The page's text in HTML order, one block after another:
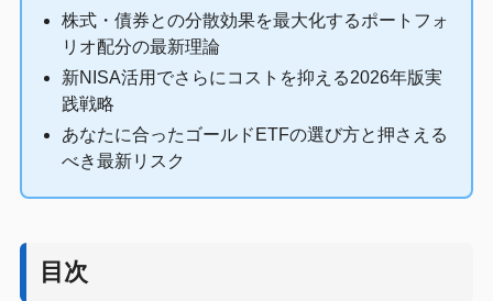
株式・債券との分散効果を最大化するポートフォ
リオ配分の最新理論
新NISA活用でさらにコストを抑える2026年版実
践戦略
あなたに合ったゴールドETFの選び方と押さえる
べき最新リスク
目次